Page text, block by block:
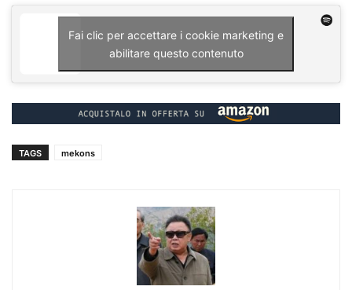
Fai clic per accettare i cookie marketing e
abilitare questo contenuto
TAGS mekons